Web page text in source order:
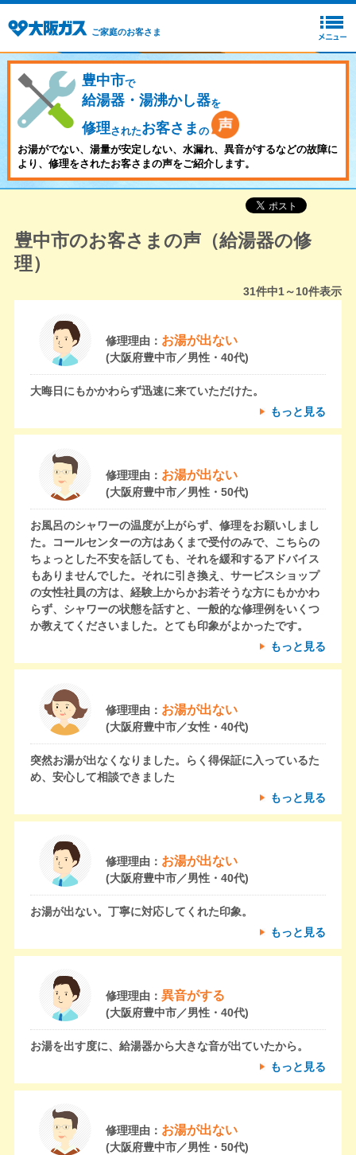
ご家庭のお客さま
豊中市で
給湯器・湯沸かし器を
修理されたお客さま の
お湯がでない、湯量が安定しない、水漏れ、異音がするなどの故障に
より、修理をされたお客さまの声をご紹介します。
豊中市のお客さまの声（給湯器の修
理）
31件中1～10件表示
修理理由： お湯が出ない
(大阪府豊中市／男性・40代)
大晦日にもかかわらず迅速に来ていただけた。
もっと見る
修理理由： お湯が出ない
(大阪府豊中市／男性・50代)
お風呂のシャワーの温度が上がらず、修理をお願いしまし
た。コールセンターの方はあくまで受付のみで、こちらの
ちょっとした不安を話しても、それを緩和するアドバイス
もありませんでした。それに引き換え、サービスショップ
の女性社員の方は、経験上からかお若そうな方にもかかわ
らず、シャワーの状態を話すと、一般的な修理例をいくつ
か教えてくださいました。とても印象がよかったです。
もっと見る
修理理由： お湯が出ない
(大阪府豊中市／女性・40代)
突然お湯が出なくなりました。らく得保証に入っているた
め、安心して相談できました
もっと見る
修理理由： お湯が出ない
(大阪府豊中市／男性・40代)
お湯が出ない。丁寧に対応してくれた印象。
もっと見る
修理理由： 異音がする
(大阪府豊中市／男性・40代)
お湯を出す度に、給湯器から大きな音が出ていたから。
もっと見る
修理理由： お湯が出ない
(大阪府豊中市／男性・50代)